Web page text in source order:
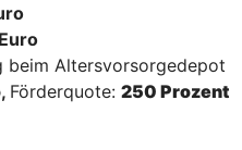
beim Altersvorsorgedepot
, Förderquote: 250 Prozent